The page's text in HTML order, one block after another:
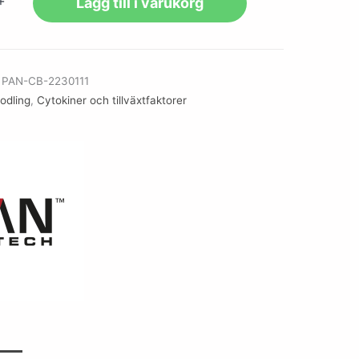
PAN-CB-2230111
, Cytokiner och tillväxtfaktorer